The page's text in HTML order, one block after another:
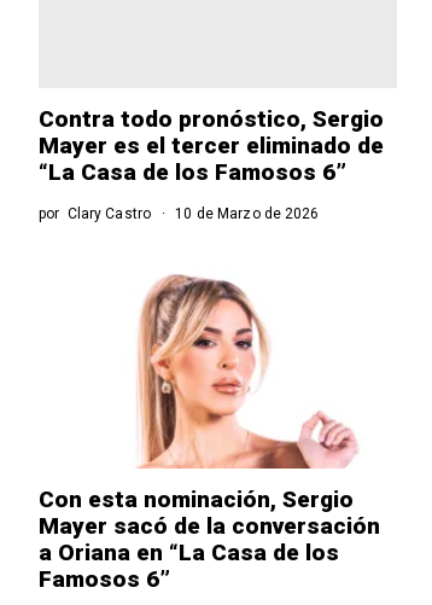
Contra todo pronóstico, Sergio
Mayer es el tercer eliminado de
“La Casa de los Famosos 6”
por Clary Castro 10 de Marzo de 2026
Con esta nominación, Sergio
Mayer sacó de la conversación
a Oriana en “La Casa de los
Famosos 6”